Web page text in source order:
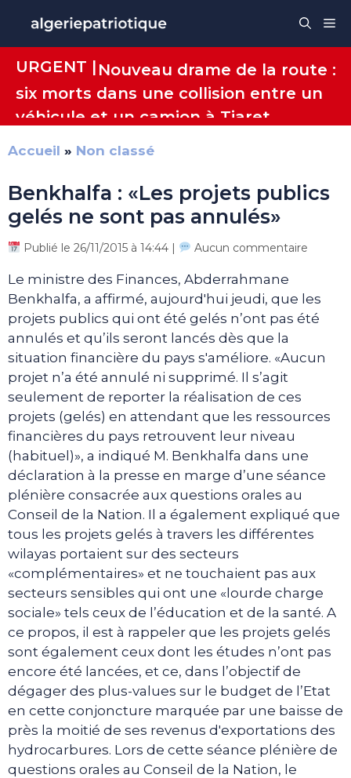
contenu
URGENT | Nouveau drame de la route :
six morts dans une collision entre un
véhicule et un camion à Tiaret
Accueil » Non classé
Benkhalfa : «Les projets publics
gelés ne sont pas annulés»
Publié le 26/11/2015 à 14:44 | Aucun commentaire
Le ministre des Finances, Abderrahmane
Benkhalfa, a affirmé, aujourd'hui jeudi, que les
projets publics qui ont été gelés n’ont pas été
annulés et qu’ils seront lancés dès que la
situation financière du pays s'améliore. «Aucun
projet n’a été annulé ni supprimé. Il s’agit
seulement de reporter la réalisation de ces
projets (gelés) en attendant que les ressources
financières du pays retrouvent leur niveau
(habituel)», a indiqué M. Benkhalfa dans une
déclaration à la presse en marge d’une séance
plénière consacrée aux questions orales au
Conseil de la Nation. Il a également expliqué que
tous les projets gelés à travers les différentes
wilayas portaient sur des secteurs
«complémentaires» et ne touchaient pas aux
secteurs sensibles qui ont une «lourde charge
sociale» tels ceux de l’éducation et de la santé. A
ce propos, il est à rappeler que les projets gelés
sont également ceux dont les études n’ont pas
encore été lancées, et ce, dans l’objectif de
dégager des plus-values sur le budget de l’Etat
en cette conjoncture marquée par une baisse de
près la moitié de ses revenus d'exportations des
hydrocarbures. Lors de cette séance plénière de
questions orales au Conseil de la Nation, le